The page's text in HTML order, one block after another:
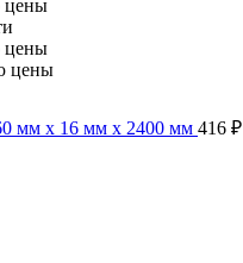
цены
цены
цены
мм х 16 мм х 2400 мм 416 ₽